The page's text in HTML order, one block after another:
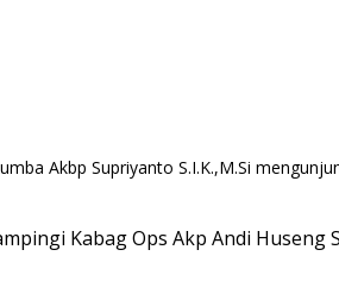
Akbp Supriyanto S.I.K.,M.Si
Kabag Ops Akp Andi Huseng